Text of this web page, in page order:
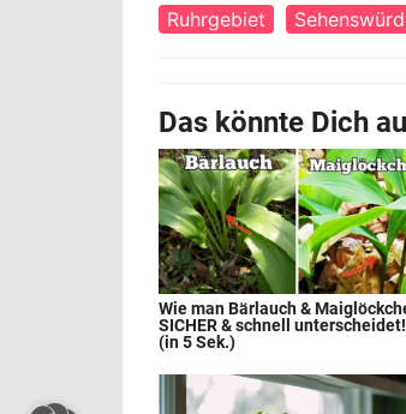
Ruhrgebiet
Das könnte Dich
Wie man Bärlauch &
SICHER & schnell unterscheidet!
(in 5 Sek.)